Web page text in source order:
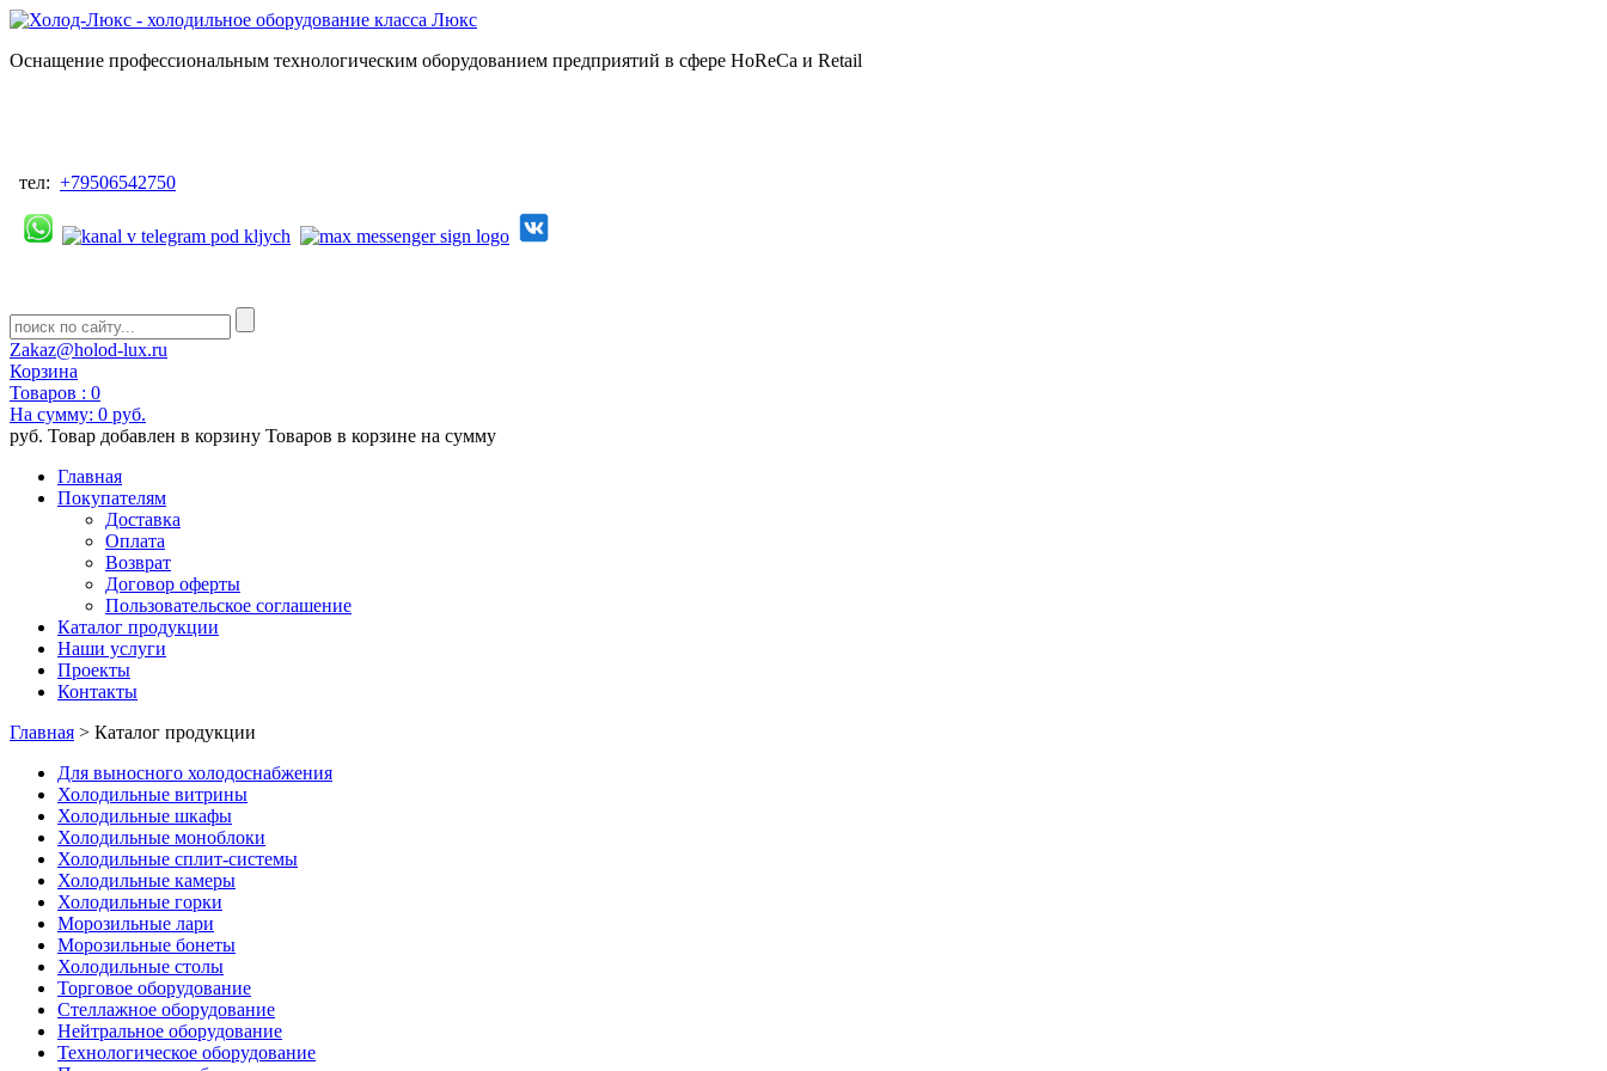
Оснащение профессиональным технологическим оборудованием предприятий в сфере HoReCa и Retail
тел: +79506542750
Zakaz@holod-lux.ru
Корзина
Товаров : 0
На сумму: 0 руб.
руб. Товар добавлен в корзину Товаров в корзине на сумму
Главная
Покупателям
Доставка
Оплата
Возврат
Договор оферты
Пользовательское соглашение
Каталог продукции
Наши услуги
Проекты
Контакты
Главная > Каталог продукции
Для выносного холодоснабжения
Холодильные витрины
Холодильные шкафы
Холодильные моноблоки
Холодильные сплит-системы
Холодильные камеры
Холодильные горки
Морозильные лари
Морозильные бонеты
Холодильные столы
Торговое оборудование
Стеллажное оборудование
Нейтральное оборудование
Технологическое оборудование